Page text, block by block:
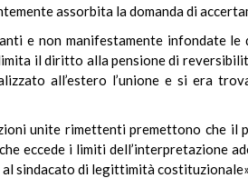
assorbita la domanda di
e non manifestamente infondate
il diritto alla pensione di
all’estero l’unione e si era
unite rimettenti premettono che
eccede i limiti dell’interpretazione
sindacato di legittimità